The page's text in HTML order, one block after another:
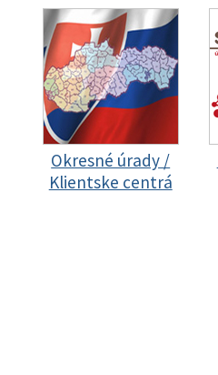
Okresné úrady /
Klientske centrá